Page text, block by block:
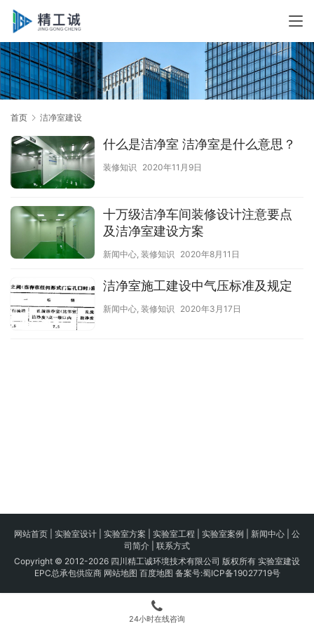
首页 洁净室建设
什么是洁净室 洁净室是什么意思？
装修知识 2020年11月9日
十万级洁净车间装修设计注意要点
及洁净室建设方案
新闻中心 装修知识 2020年8月11日
洁净室施工建设中气压标准及规定
新闻中心 装修知识 2020年3月17日
网站首页 实验室设计 实验室方案 实验室工程 实验室案例 新闻中心
公
司简介
联系方式
Copyright © 2012-2026 四川精工诚环境技术有限公司 版权所有 实验室建设
EPC总承包供应商 网站地图 百度地图 备案号:蜀ICP备19027719号
24小时在线咨询